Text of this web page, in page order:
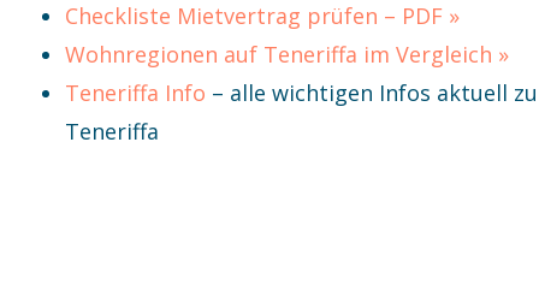
Checkliste Mietvertrag prüfen – PDF »
Wohnregionen auf Teneriffa im Vergleich »
Teneriffa Info – alle wichtigen Infos aktuell zu
Teneriffa